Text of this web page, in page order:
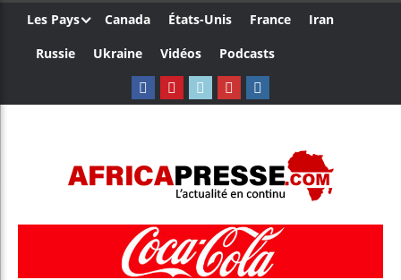
Les Pays Canada États-Unis France
Iran
Russie
Ukraine Vidéos Podcasts